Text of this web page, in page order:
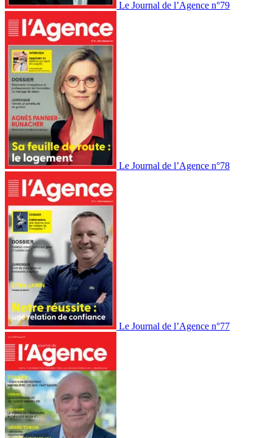
Le Journal de l’Agence n°79
Le Journal de l’Agence n°78
Le Journal de l’Agence n°77